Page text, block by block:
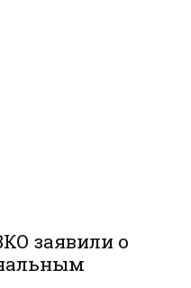
заявили о